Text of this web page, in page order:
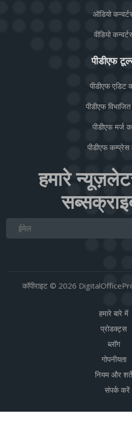
ऑडियो
वीडियो
पीडीएफ
पीडीएफ एडिट
पीडीएफ
पीडीएफ मर्ज
पीडीएफ
हमारे
कॉपीराइट © 2026 DigitalOfficePro,
हमारे बारे में
प्रोडक्ट्स
ब्लॉग
गोपनीयता
नियम और शर्तें
संपर्क करें